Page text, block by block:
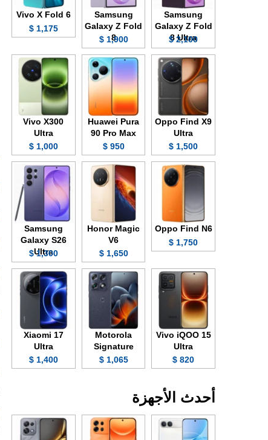
Samsung
Galaxy Z Fold
8 Ultra
2,100 $
Samsung
Galaxy Z Fold
8
1,900 $
Vivo X Fold 6
1,175 $
Oppo Find X9
Ultra
1,500 $
Huawei Pura
90 Pro Max
950 $
Vivo X300
Ultra
1,000 $
Oppo Find N6
1,750 $
Honor Magic
V6
1,650 $
Samsung
Galaxy S26
Ultra
1,300 $
Vivo iQOO 15
Ultra
820 $
Motorola
Signature
1,065 $
Xiaomi 17
Ultra
1,400 $
أحدث الأجهزة